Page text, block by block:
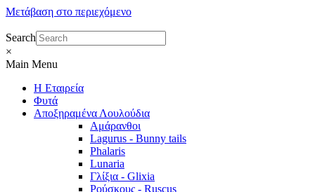
Μετάβαση στο περιεχόμενο
Search
×
Main Menu
Η Εταιρεία
Φυτά
Αποξηραμένα Λουλούδια
Αμάρανθοι
Lagurus - Bunny tails
Phalaris
Lunaria
Γλίξια - Glixia
Ρούσκους - Ruscus